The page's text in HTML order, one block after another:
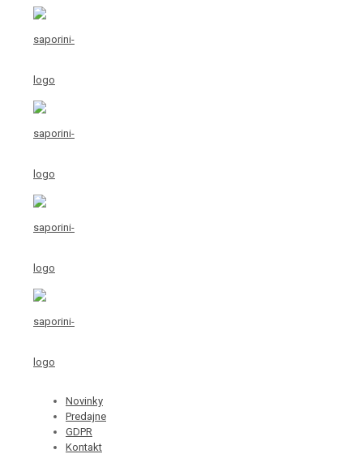
Novinky
Predajne
GDPR
Kontakt